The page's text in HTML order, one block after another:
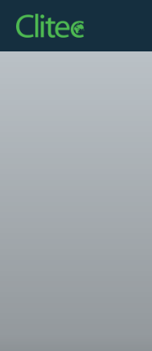
Startseite